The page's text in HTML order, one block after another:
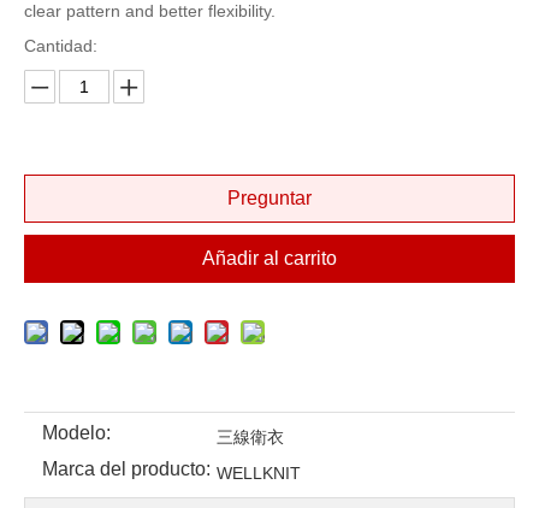
clear pattern and better flexibility.
Cantidad:
Preguntar
Añadir al carrito
Modelo: 三線衛衣
Marca del producto: WELLKNIT